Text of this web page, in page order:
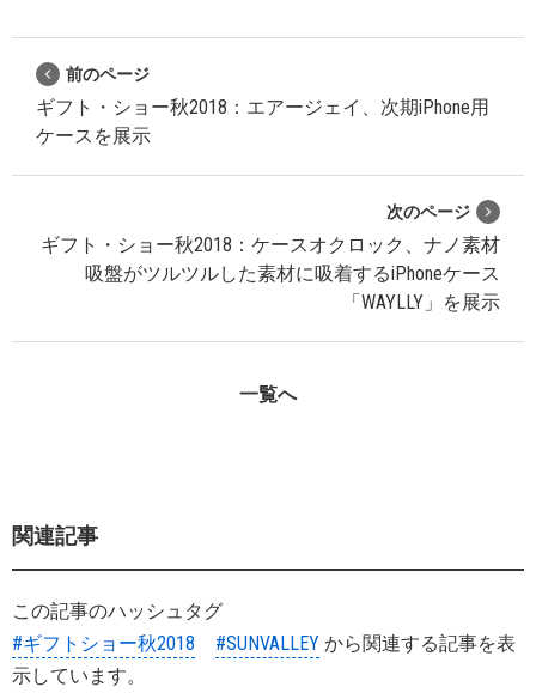
前のページ
ギフト・ショー秋2018：エアージェイ、次期iPhone用
ケースを展示
次のページ
ギフト・ショー秋2018：ケースオクロック、ナノ素材
吸盤がツルツルした素材に吸着するiPhoneケース
「WAYLLY」を展示
一覧へ
関連記事
この記事のハッシュタグ
#ギフトショー秋2018
#SUNVALLEY から関連する記事を表
示しています。